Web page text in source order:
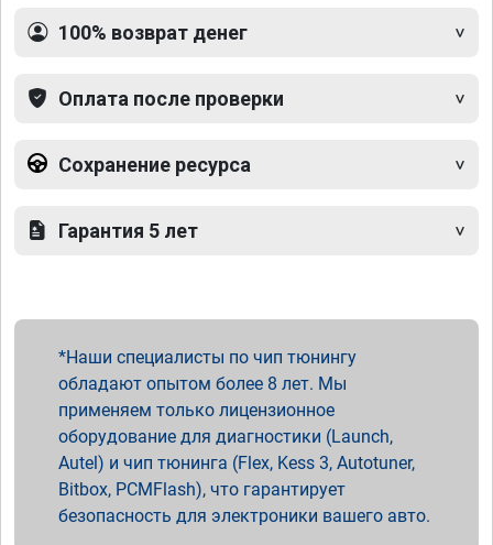
100% возврат денег
Оплата после проверки
Сохранение ресурса
Гарантия 5 лет
Наши специалисты по чип тюнингу
обладают опытом более 8 лет. Мы
применяем только лицензионное
оборудование для диагностики (Launch,
Autel) и чип тюнинга (Flex, Kess 3, Autotuner,
Bitbox, PCMFlash), что гарантирует
безопасность для электроники вашего авто.